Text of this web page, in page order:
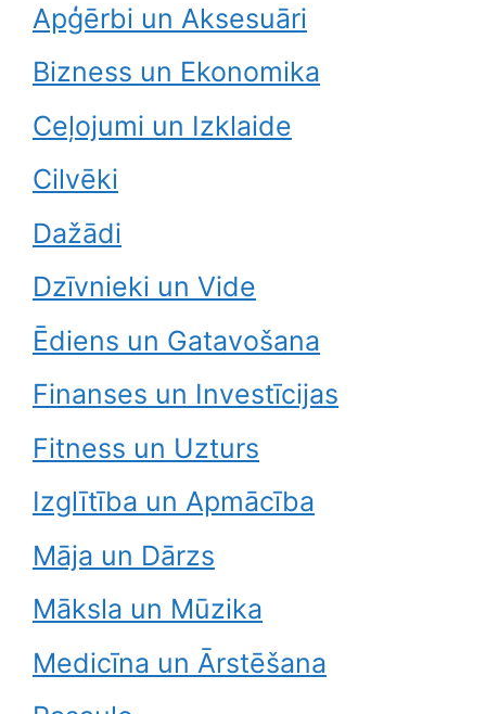
Apģērbi un Aksesuāri
Bizness un Ekonomika
Ceļojumi un Izklaide
Cilvēki
Dažādi
Dzīvnieki un Vide
Ēdiens un Gatavošana
Finanses un Investīcijas
Fitness un Uzturs
Izglītība un Apmācība
Māja un Dārzs
Māksla un Mūzika
Medicīna un Ārstēšana